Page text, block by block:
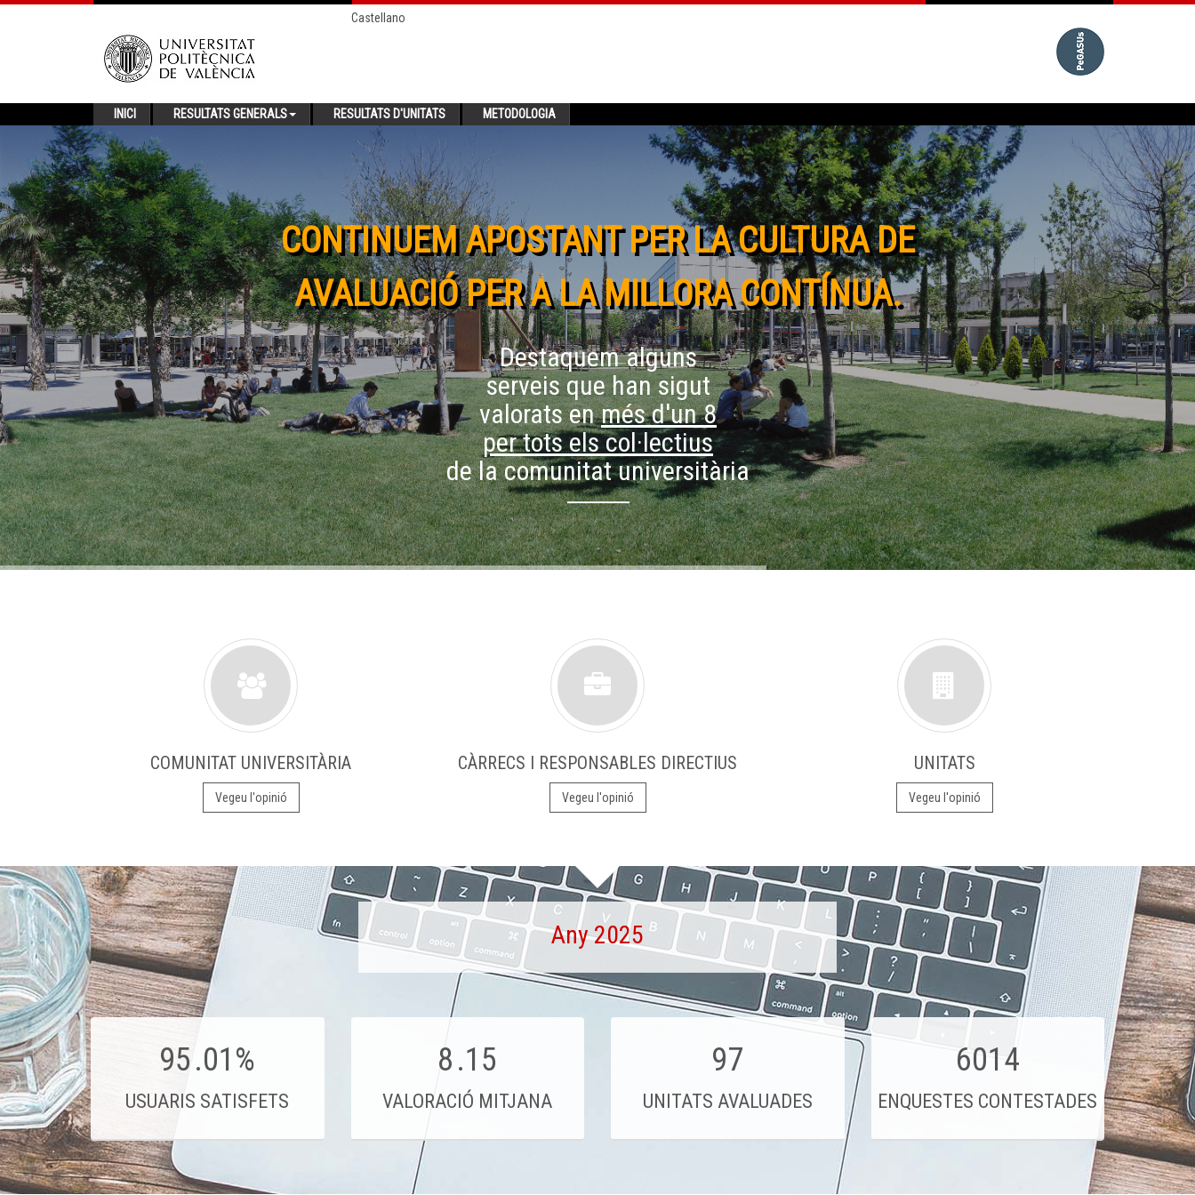
Castellano
INICI RESULTATS GENERALS RESULTATS D'UNITATS METODOLOGIA
CONTINUEM APOSTANT PER LA CULTURA DE
AVALUACIÓ PER A LA MILLORA CONTÍNUA.
Destaquem alguns
serveis que han sigut
valorats enmés d'un 8
per tots els col·lectius
de la comunitat universitària
COMUNITAT UNIVERSITÀRIA
Vegeu l'opinió
CÀRRECS I RESPONSABLES DIRECTIUS
Vegeu l'opinió
UNITATS
Vegeu l'opinió
Any 2025
95.01%
USUARIS SATISFETS
8.15
VALORACIÓ MITJANA
97
UNITATS AVALUADES
6014
ENQUESTES CONTESTADES